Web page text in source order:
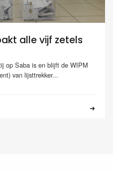
alle vijf zetels
op Saba is en blijft de WIPM
van lijsttrekker...